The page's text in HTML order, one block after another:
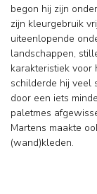
begon hij zijn
zijn kleurgebruik
uiteenlopende
landschappen,
karakteristiek voor
schilderde hij veel
door een iets
paletmes
Martens maakte
(wand)kleden.